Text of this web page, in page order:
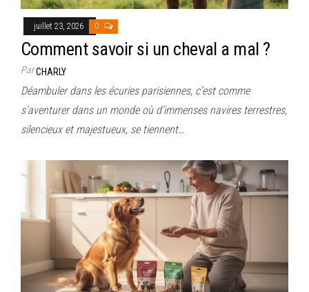
juillet 23, 2026 0
Comment savoir si un cheval a mal ?
ParCHARLY
Déambuler dans les écuries parisiennes, c’est comme
s’aventurer dans un monde où d’immenses navires terrestres,
silencieux et majestueux, se tiennent…